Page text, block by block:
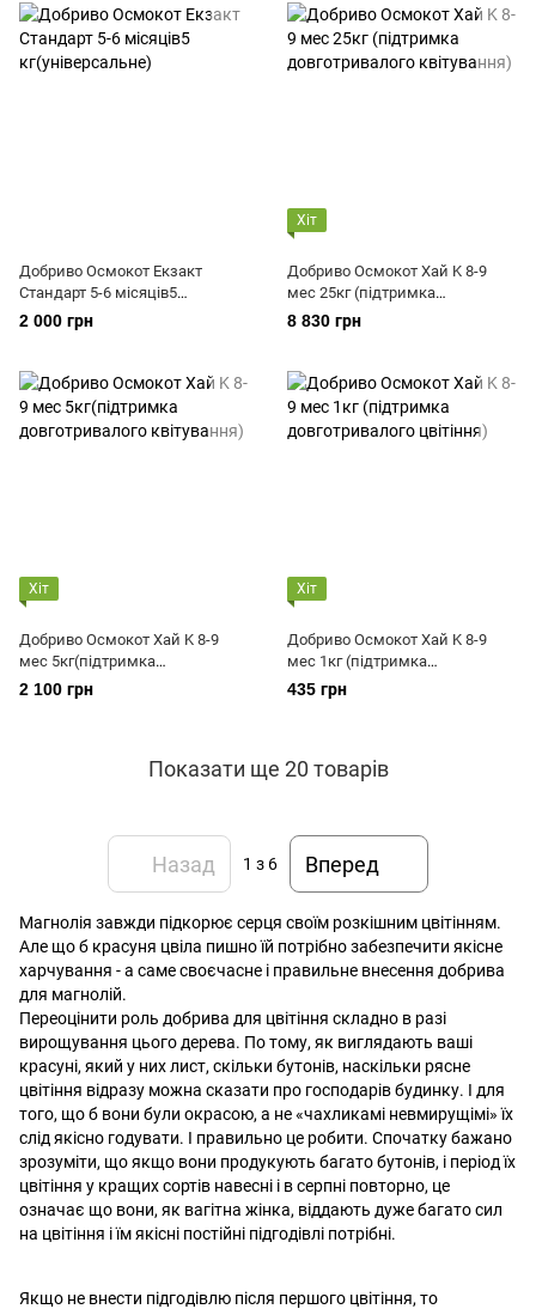
Добриво Осмокот Екзакт
Стандарт 5-6 місяців5
кг(універсальне)
2 000 грн
Хіт
Добриво Осмокот Хай K 8-9
мес 25кг (підтримка
довготривалого квітування)
8 830 грн
Хіт
Добриво Осмокот Хай K 8-9
мес 5кг(підтримка
довготривалого квітування)
2 100 грн
Хіт
Добриво Осмокот Хай K 8-9
мес 1кг (підтримка
довготривалого цвітіння)
435 грн
Показати ще 20 товарів
Назад 1 з 6 Вперед
Магнолія завжди підкорює серця своїм розкішним цвітінням.
Але що б красуня цвіла пишно їй потрібно забезпечити якісне
харчування - а саме своєчасне і правильне внесення добрива
для магнолій.
Переоцінити роль добрива для цвітіння складно в разі
вирощування цього дерева. По тому, як виглядають ваші
красуні, який у них лист, скільки бутонів, наскільки рясне
цвітіння відразу можна сказати про господарів будинку. І для
того, що б вони були окрасою, а не «чахликамі невмирущімі» їх
слід якісно годувати. І правильно це робити. Спочатку бажано
зрозуміти, що якщо вони продукують багато бутонів, і період їх
цвітіння у кращих сортів навесні і в серпні повторно, це
означає що вони, як вагітна жінка, віддають дуже багато сил
на цвітіння і їм якісні постійні підгодівлі потрібні.
Якщо не внести підгодівлю після першого цвітіння, то